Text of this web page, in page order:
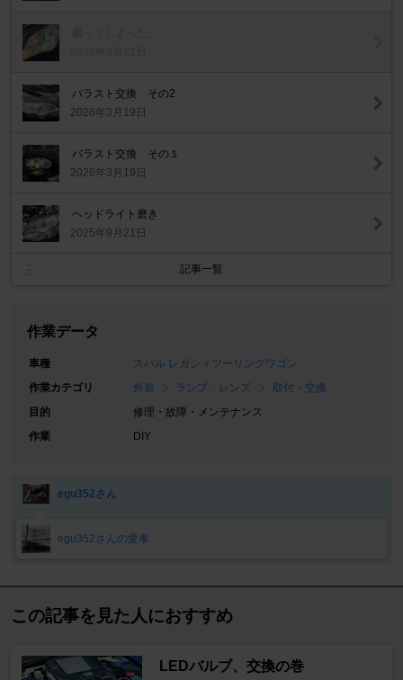
バラスト交換 その2
2026年3月19日
バラスト交換 その１
2026年3月19日
ヘッドライト磨き
2025年9月21日
記事一覧
作業データ
車種
スバル レガシィツーリングワゴン
作業カテゴリ
外装 ランプ、レンズ
取付・交換
目的
修理・故障・メンテナンス
作業
DIY
egu352さん
egu352さんの愛車
この記事を見た人におすすめ
LEDバルブ、交換の巻